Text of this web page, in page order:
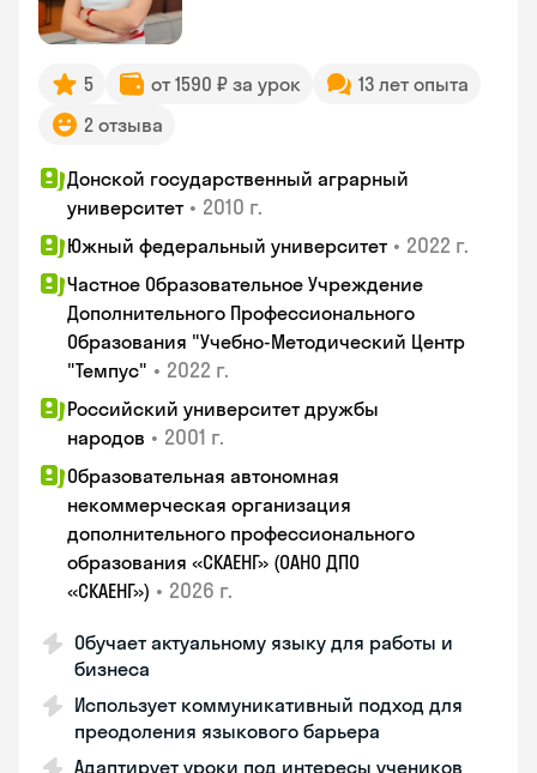
5 от 1590 ₽ за урок
13 лет опыта
2 отзыва
Донской государственный аграрный
университет • 2010 г.
Южный федеральный университет • 2022 г.
Частное Образовательное Учреждение
Дополнительного Профессионального
Образования "Учебно-Методический Центр
"Темпус" • 2022 г.
Российский университет дружбы
народов • 2001 г.
Образовательная автономная
некоммерческая организация
дополнительного профессионального
образования «СКАЕНГ» (ОАНО ДПО
«СКАЕНГ») • 2026 г.
Обучает актуальному языку для работы и
бизнеса
Использует коммуникативный подход для
преодоления языкового барьера
Адаптирует уроки под интересы учеников